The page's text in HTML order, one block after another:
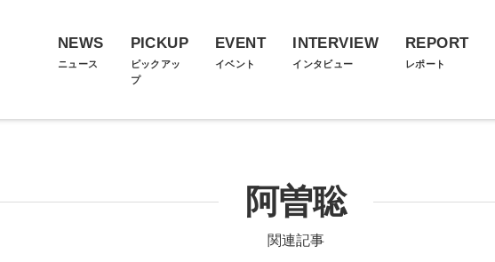
NEWS
ニュース
PICKUP
ピックアッ
プ
EVENT
イベント
INTERVIEW
インタビュー
REPORT
レポート
阿曽聡
関連記事